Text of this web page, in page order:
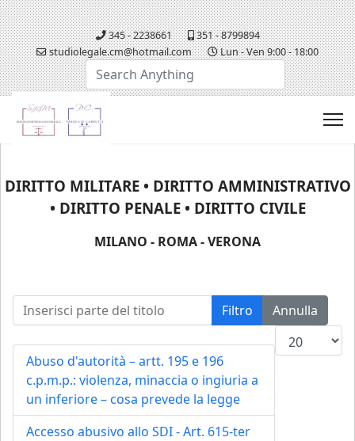
345 - 2238661
351 - 8799894
studiolegale.cm@hotmail.com
Lun - Ven 9:00 - 18:00
DIRITTO MILITARE • DIRITTO AMMINISTRATIVO
• DIRITTO PENALE • DIRITTO CIVILE
MILANO - ROMA - VERONA
Inserisci parte del titolo Filtro
Annulla
Visualizza n.
Abuso d'autorità – artt. 195 e 196
c.p.m.p.: violenza, minaccia o ingiuria a
un inferiore – cosa prevede la legge
Accesso abusivo allo SDI - Art. 615-ter